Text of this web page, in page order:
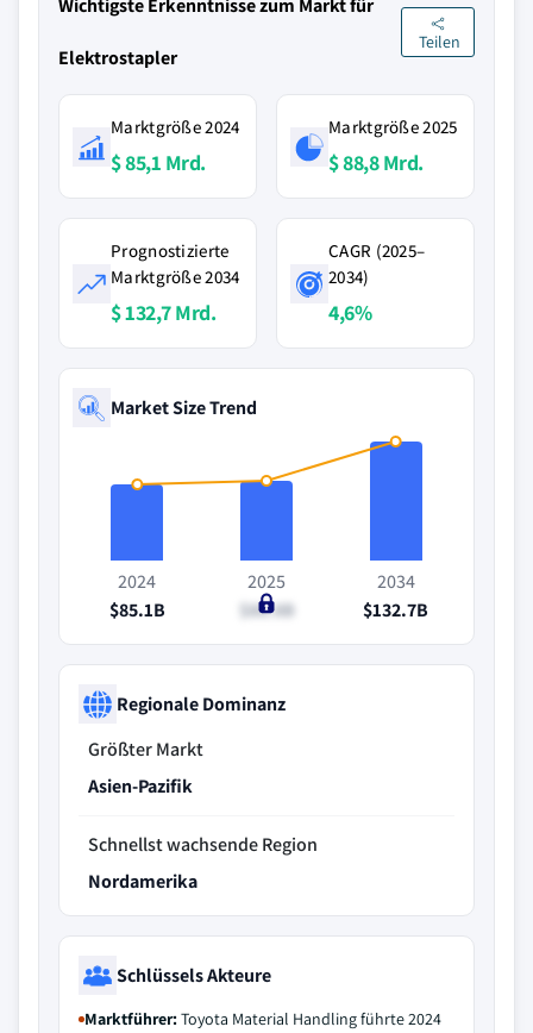
Wichtigste Erkenntnisse zum Markt für
Elektrostapler
Teilen
Marktgröße 2024
$ 85,1 Mrd.
Marktgröße 2025
$ 88,8 Mrd.
Prognostizierte
Marktgröße 2034
$ 132,7 Mrd.
CAGR (2025–
2034)
4,6%
Market Size Trend
2024
$85.1B
2025
$88.8B
2034
$132.7B
Regionale Dominanz
Größter Markt
Asien-Pazifik
Schnellst wachsende Region
Nordamerika
Schlüssels Akteure
Marktführer:Toyota Material Handling führte 2024